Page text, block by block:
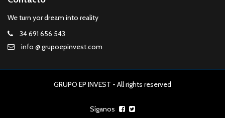
We turn yor dream into reality
34 691 656 543
info @ grupoepinvest.com
GRUPO EP INVEST - All rights reserved
Síganos